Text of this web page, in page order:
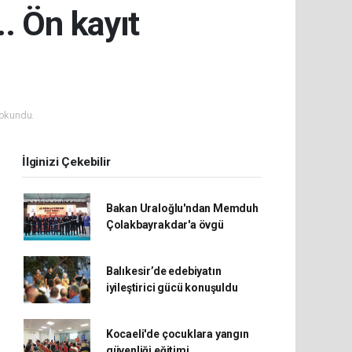
Ön kayıt
İlginizi Çekebilir
Bakan Uraloğlu'ndan Memduh
Çolakbayrakdar'a övgü
Balıkesir’de edebiyatın
iyileştirici gücü konuşuldu
Kocaeli'de çocuklara yangın